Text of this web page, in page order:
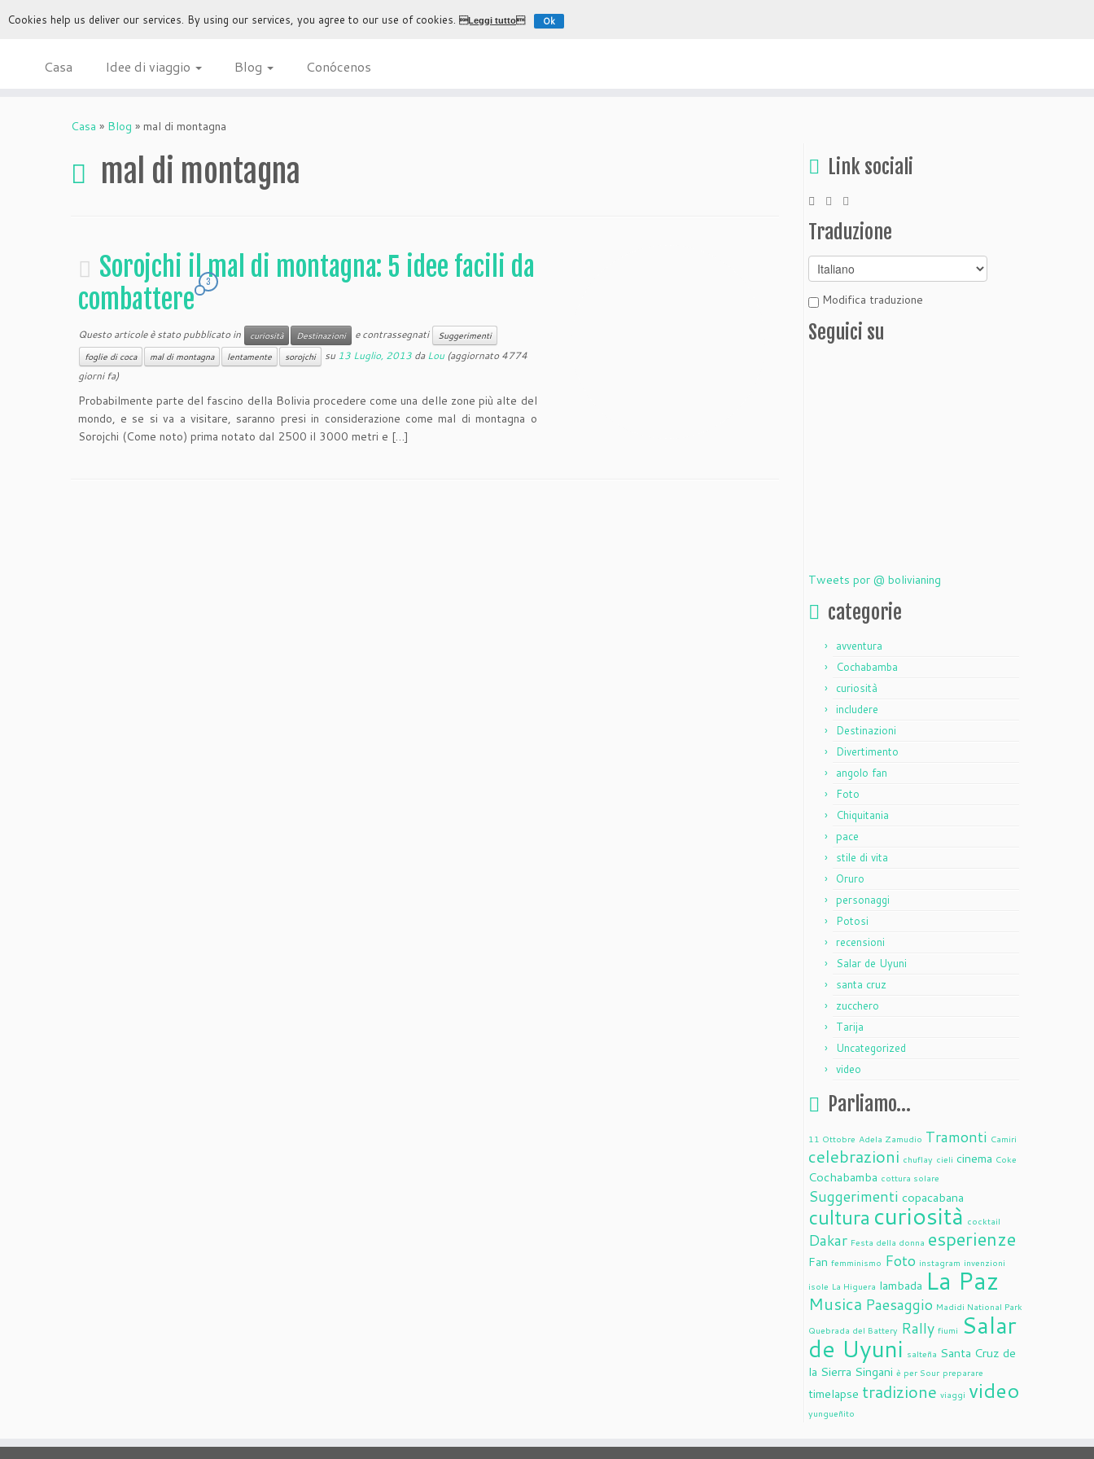
Casa Idee di viaggio Blog Conócenos
Casa » Blog » mal di montagna
mal di montagna
Sorojchi il mal di montagna: 5 idee facili da
combattere
3
Questo articole è stato pubblicato in curiosità Destinazioni e contrassegnati
Suggerimenti
foglie di coca
mal di montagna lentamente sorojchi su13 Luglio, 2013 daLou(aggiornato 4774
giorni fa)
Probabilmente parte del fascino della Bolivia procedere come una delle zone più alte del
mondo, e se si va a visitare, saranno presi in considerazione come mal di montagna o
Sorojchi (Come noto) prima notato dal 2500 il 3000 metri e […]
Link sociali
Traduzione
Modifica traduzione
Seguici su
Tweets por @ bolivianing
categorie
avventura
Cochabamba
curiosità
includere
Destinazioni
Divertimento
angolo fan
Foto
Chiquitania
pace
stile di vita
Oruro
personaggi
Potosi
recensioni
Salar de Uyuni
santa cruz
zucchero
Tarija
Uncategorized
video
Parliamo…
11 Ottobre Adela Zamudio Tramonti Camiri
celebrazioni chuflay cieli cinema Coke
Cochabamba cottura solare
Suggerimenti copacabana
cultura curiosità cocktail
Dakar Festa della donna esperienze
Fan femminismo Foto instagram invenzioni
isole La Higuera lambada La Paz
Musica Paesaggio Madidi National Park
Quebrada del Battery Rally fiumi Salar
de Uyuni salteña Santa Cruz de
la Sierra Singani è per Sour preparare
timelapse tradizione viaggi video
yungueñito
Cookies help us deliver our services. By using our services, you agree to our use of cookies.Leggi tutto Ok